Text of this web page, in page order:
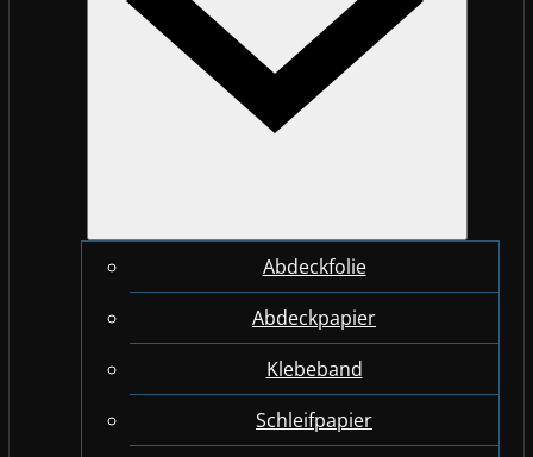
Abdeckfolie
Abdeckpapier
Klebeband
Schleifpapier